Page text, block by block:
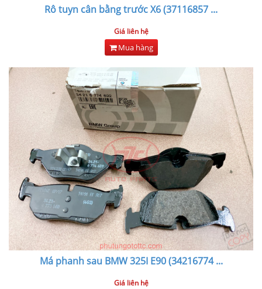
Rô tuyn cân bằng trước X6 (37116857 ...
Giá liên hệ
Mua hàng
Má phanh sau BMW 325I E90 (34216774...
Giá liên hệ